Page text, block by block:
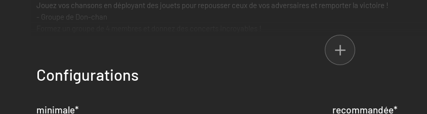
Jouez vos chansons en déployant des jouets pour repousser ceux de vos adversaires et remporter la victoire !
- Groupe de Don-chan
Transformez-vous en ninja et affrontez jusqu'à 3 autres joueurs ! Triomphez des obstacles et décrochez la première place !
Matchs en ligne
- Match classé en ligne
- Match de salon
Configurations
minimale* recommandée*